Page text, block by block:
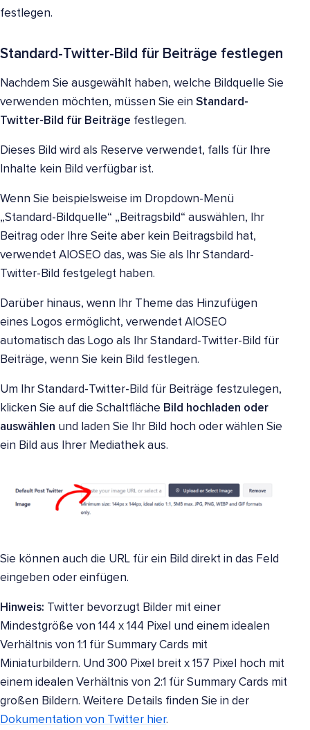
festlegen.
Standard-Twitter-Bild für Beiträge festlegen
Nachdem Sie ausgewählt haben, welche Bildquelle Sie
verwenden möchten, müssen Sie ein Standard-
Twitter-Bild für Beiträge festlegen.
Dieses Bild wird als Reserve verwendet, falls für Ihre
Inhalte kein Bild verfügbar ist.
Wenn Sie beispielsweise im Dropdown-Menü
„Standard-Bildquelle“ „Beitragsbild“ auswählen, Ihr
Beitrag oder Ihre Seite aber kein Beitragsbild hat,
verwendet AIOSEO das, was Sie als Ihr Standard-
Twitter-Bild festgelegt haben.
Darüber hinaus, wenn Ihr Theme das Hinzufügen
eines Logos ermöglicht, verwendet AIOSEO
automatisch das Logo als Ihr Standard-Twitter-Bild für
Beiträge, wenn Sie kein Bild festlegen.
Um Ihr Standard-Twitter-Bild für Beiträge festzulegen,
klicken Sie auf die Schaltfläche Bild hochladen oder
auswählen und laden Sie Ihr Bild hoch oder wählen Sie
ein Bild aus Ihrer Mediathek aus.
Sie können auch die URL für ein Bild direkt in das Feld
eingeben oder einfügen.
Hinweis: Twitter bevorzugt Bilder mit einer
Mindestgröße von 144 x 144 Pixel und einem idealen
Verhältnis von 1:1 für Summary Cards mit
Miniaturbildern. Und 300 Pixel breit x 157 Pixel hoch mit
einem idealen Verhältnis von 2:1 für Summary Cards mit
großen Bildern. Weitere Details finden Sie in der
Dokumentation von Twitter hier.